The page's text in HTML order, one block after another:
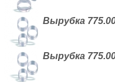
Вырубка
Вырубка